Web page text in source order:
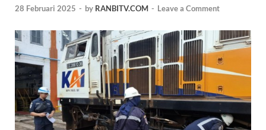
28 Februari 2025 - by RANBITV.COM - Leave a Comment